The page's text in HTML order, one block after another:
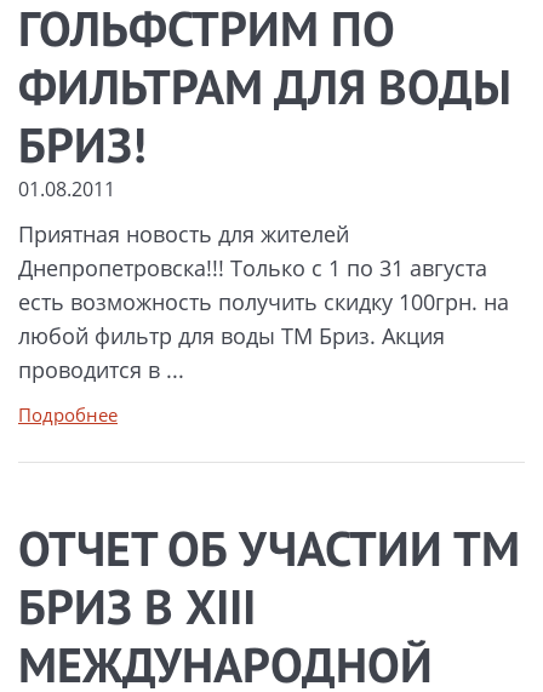
ГОЛЬФСТРИМ ПО
ФИЛЬТРАМ ДЛЯ ВОДЫ
БРИЗ!
01.08.2011
Приятная новость для жителей
Днепропетровска!!! Только с 1 по 31 августа
есть возможность получить скидку 100грн. на
любой фильтр для воды ТМ Бриз. Акция
проводится в ...
Подробнее
ОТЧЕТ ОБ УЧАСТИИ ТМ
БРИЗ В XIII
МЕЖДУНАРОДНОЙ